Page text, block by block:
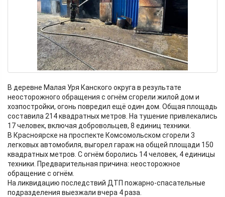
В деревне Малая Уря Канского округа в результате
неосторожного обращения с огнём сгорели жилой дом и
хозпостройки, огонь повредил ещё один дом. Общая площадь
составила 214 квадратных метров. На тушение привлекались
17 человек, включая добровольцев, 8 единиц техники.
В Красноярске на проспекте Комсомольском сгорели 3
легковых автомобиля, выгорел гараж на общей площади 150
квадратных метров. С огнём боролись 14 человек, 4 единицы
техники. Предварительная причина: неосторожное
обращение с огнём.
На ликвидацию последствий ДТП пожарно-спасательные
подразделения выезжали вчера 4 раза.